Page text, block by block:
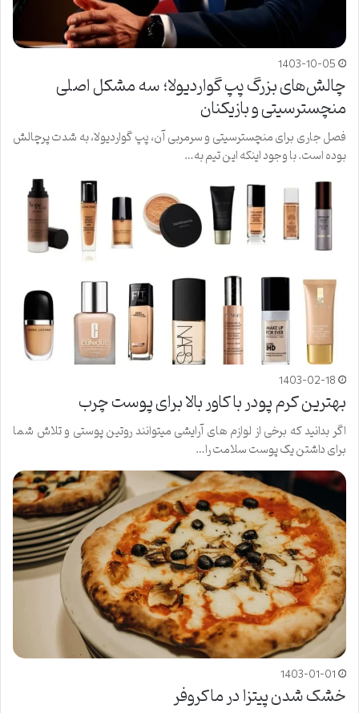
1403-10-05
چالش‌های بزرگ پپ گواردیولا؛ سه مشکل اصلی
منچسترسیتی و بازیکنان
فصل جاری برای منچسترسیتی و سرمربی آن، پپ گواردیولا، به شدت پرچالش
بوده است. با وجود اینکه این تیم به…
1403-02-18
بهترین کرم پودر با کاور بالا برای پوست چرب
اگر بدانید که برخی از لوازم های آرایشی میتوانند روتین پوستی و تلاش شما
برای داشتن یک پوست سلامت را…
1403-01-01
خشک شدن پیتزا در ماکروفر